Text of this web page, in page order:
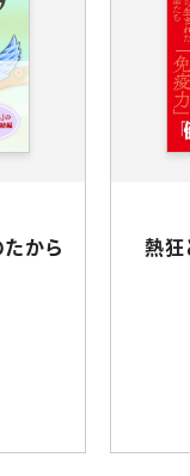
から
熱狂